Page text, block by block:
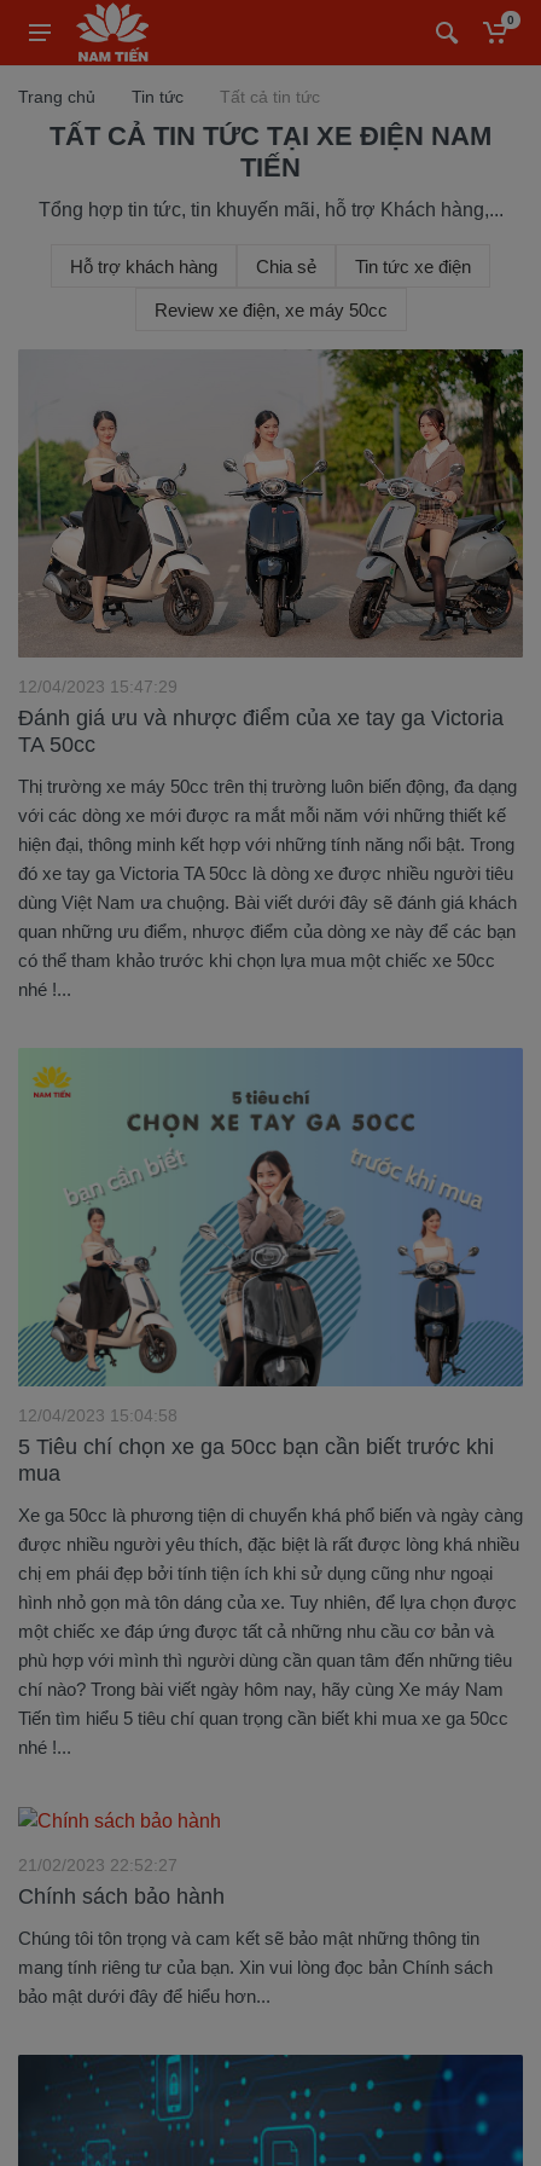
0
Trang chủ Tin tức Tất cả tin tức
TẤT CẢ TIN TỨC TẠI XE ĐIỆN NAM
TIẾN
Tổng hợp tin tức, tin khuyến mãi, hỗ trợ Khách hàng,...
Hỗ trợ khách hàng Chia sẻ Tin tức xe điện
Review xe điện, xe máy 50cc
Đánh giá ưu và nhược điểm của xe tay ga Victoria
TA 50cc
12/04/2023 15:47:29
Thị trường xe máy 50cc trên thị trường luôn biến động, đa dạng
với các dòng xe mới được ra mắt mỗi năm với những thiết kế
hiện đại, thông minh kết hợp với những tính năng nổi bật. Trong
đó xe tay ga Victoria TA 50cc là dòng xe được nhiều người tiêu
dùng Việt Nam ưa chuộng. Bài viết dưới đây sẽ đánh giá khách
quan những ưu điểm, nhược điểm của dòng xe này để các bạn
có thể tham khảo trước khi chọn lựa mua một chiếc xe 50cc
nhé !...
5 Tiêu chí chọn xe ga 50cc bạn cần biết trước khi
mua
12/04/2023 15:04:58
Xe ga 50cc là phương tiện di chuyển khá phổ biến và ngày càng
được nhiều người yêu thích, đặc biệt là rất được lòng khá nhiều
chị em phái đẹp bởi tính tiện ích khi sử dụng cũng như ngoại
hình nhỏ gọn mà tôn dáng của xe. Tuy nhiên, để lựa chọn được
một chiếc xe đáp ứng được tất cả những nhu cầu cơ bản và
phù hợp với mình thì người dùng cần quan tâm đến những tiêu
chí nào? Trong bài viết ngày hôm nay, hãy cùng Xe máy Nam
Tiến tìm hiểu 5 tiêu chí quan trọng cần biết khi mua xe ga 50cc
nhé !...
Chính sách bảo hành
21/02/2023 22:52:27
Chúng tôi tôn trọng và cam kết sẽ bảo mật những thông tin
mang tính riêng tư của bạn. Xin vui lòng đọc bản Chính sách
bảo mật dưới đây để hiểu hơn...